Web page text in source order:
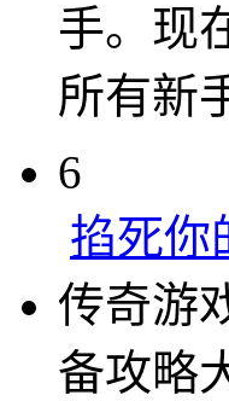
手。现
所有新
6
掐死你
传奇游
备攻略